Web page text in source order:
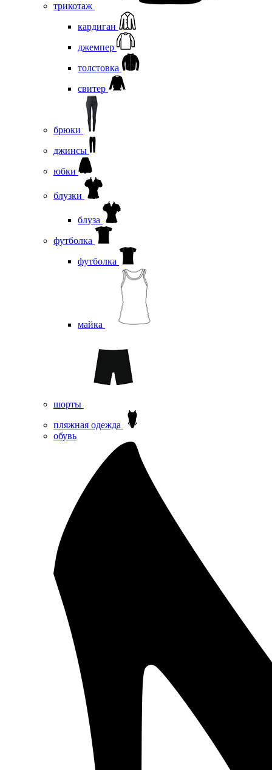
трикотаж
кардиган
джемпер
толстовка
свитер
брюки
джинсы
юбки
блузки
блуза
футболка
футболка
майка
шорты
пляжная одежда
oбувь